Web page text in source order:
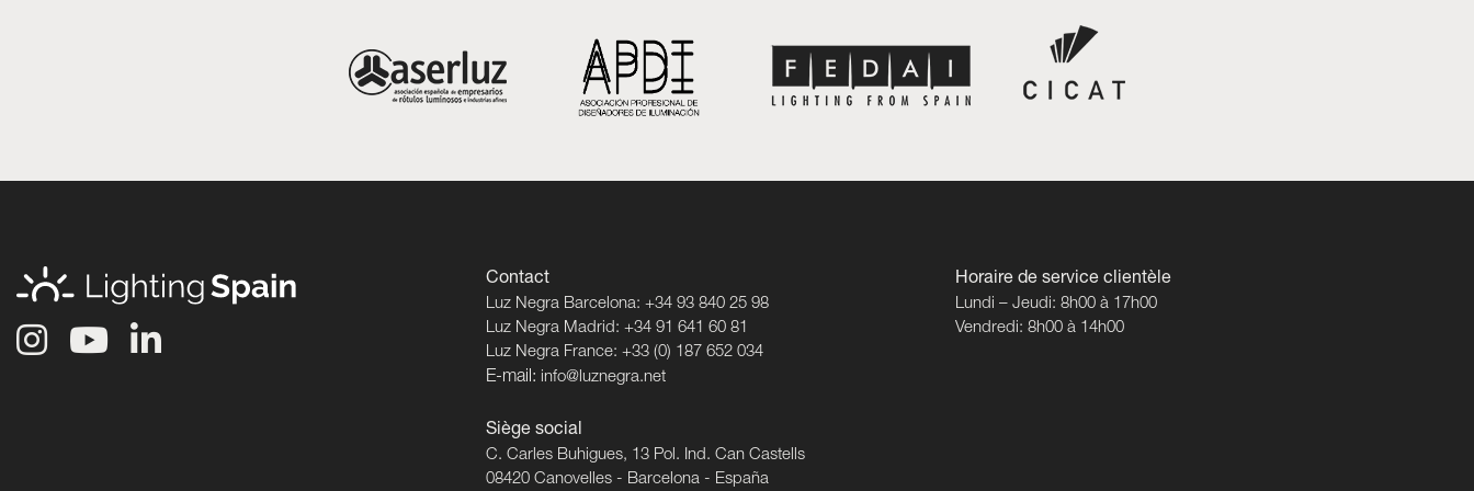
Contact
Luz Negra Barcelona: +34 93 840 25 98
Luz Negra Madrid: +34 91 641 60 81
Luz Negra France: +33 (0) 187 652 034
E-mail: info@luznegra.net
Siège social
C. Carles Buhigues, 13 Pol. Ind. Can Castells
08420 Canovelles - Barcelona - España
Horaire de service clientèle
Lundi – Jeudi: 8h00 à 17h00
Vendredi: 8h00 à 14h00